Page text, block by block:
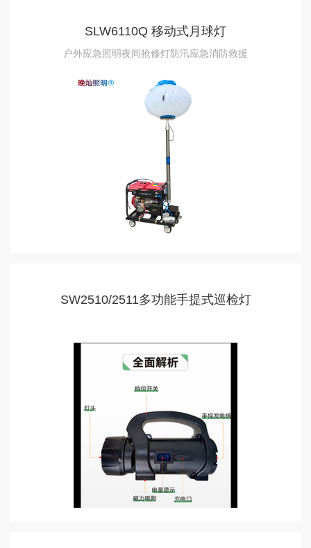
SLW6110Q 移动式月球灯
户外应急照明夜间抢修灯防汛应急消防救援
SW2510/2511多功能手提式巡检灯